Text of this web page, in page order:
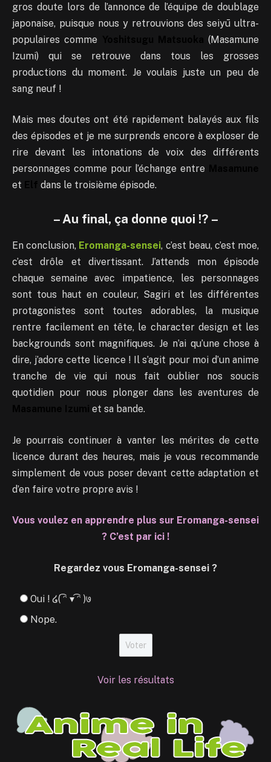
gros doute lors de l’annonce de l’équipe de doublage
japonaise, puisque nous y retrouvions des seiyū ultra-
populaires comme
(Masamune
Izumi) qui se retrouve dans tous les grosses
productions du moment. Je voulais juste un peu de
sang neuf !
Mais mes doutes ont été rapidement balayés aux fils
des épisodes et je me surprends encore à exploser de
rire devant les intonations de voix des différents
personnages comme pour l’échange entre
et
dans le troisième épisode.
– Au final, ça donne quoi !? –
En conclusion, Eromanga-sensei, c’est beau, c’est moe,
c’est drôle et divertissant. J’attends mon épisode
chaque semaine avec impatience, les personnages
sont tous haut en couleur, Sagiri et les différentes
protagonistes sont toutes adorables, la musique
rentre facilement en tête, le character design et les
backgrounds sont magnifiques. Je n’ai qu’une chose à
dire, j’adore cette licence ! Il s’agit pour moi d’un anime
tranche de vie qui nous fait oublier nos soucis
quotidien pour nous plonger dans les aventures de
et sa bande.
Je pourrais continuer à vanter les mérites de cette
licence durant des heures, mais je vous recommande
simplement de vous poser devant cette adaptation et
d’en faire votre propre avis !
Vous voulez en apprendre plus sur Eromanga-sensei
? C’est par ici !
Regardez vous Eromanga-sensei ?
Oui ! ໒( ͡ᵔ ▾ ͡ᵔ )७
Nope.
Voir les résultats